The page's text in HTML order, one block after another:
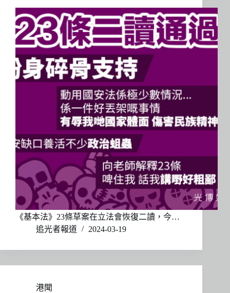
《基本法》23條草案在立法會恢復二讀，今…
追光者報道
2024-03-19
港聞